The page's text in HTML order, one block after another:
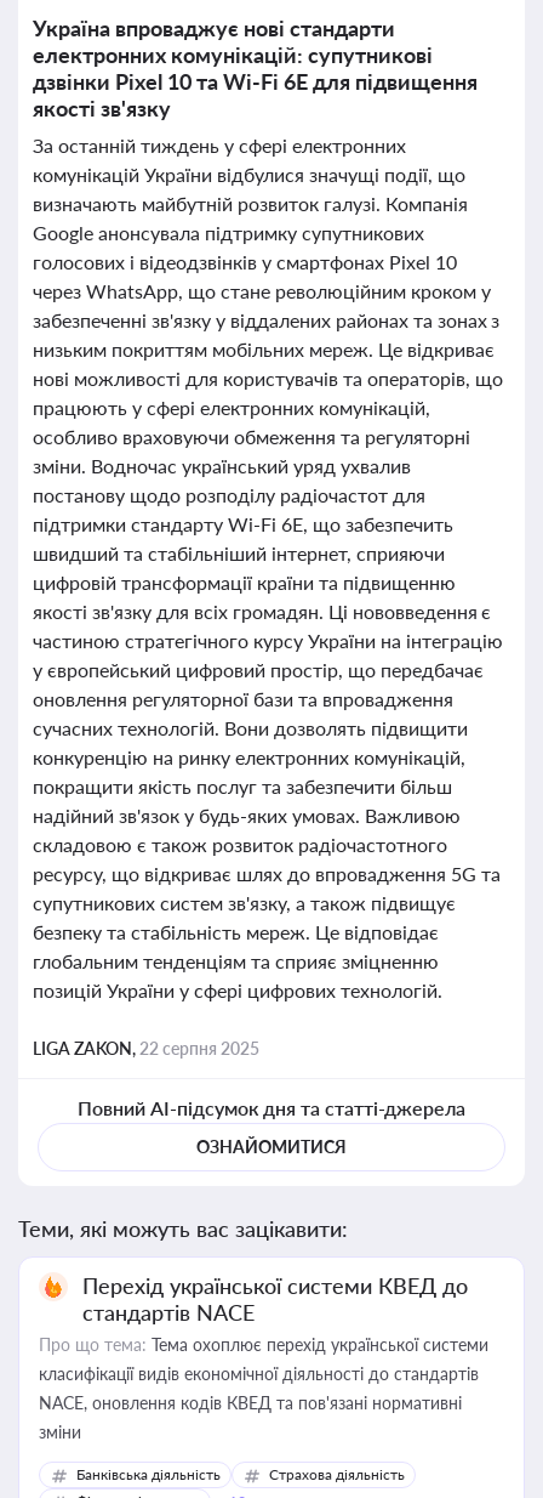
Україна впроваджує нові стандарти
електронних комунікацій: супутникові
дзвінки Pixel 10 та Wi-Fi 6E для підвищення
якості зв'язку
За останній тиждень у сфері електронних
комунікацій України відбулися значущі події, що
визначають майбутній розвиток галузі. Компанія
Google анонсувала підтримку супутникових
голосових і відеодзвінків у смартфонах Pixel 10
через WhatsApp, що стане революційним кроком у
забезпеченні зв'язку у віддалених районах та зонах з
низьким покриттям мобільних мереж. Це відкриває
нові можливості для користувачів та операторів, що
працюють у сфері електронних комунікацій,
особливо враховуючи обмеження та регуляторні
зміни. Водночас український уряд ухвалив
постанову щодо розподілу радіочастот для
підтримки стандарту Wi-Fi 6E, що забезпечить
швидший та стабільніший інтернет, сприяючи
цифровій трансформації країни та підвищенню
якості зв'язку для всіх громадян. Ці нововведення є
частиною стратегічного курсу України на інтеграцію
у європейський цифровий простір, що передбачає
оновлення регуляторної бази та впровадження
сучасних технологій. Вони дозволять підвищити
конкуренцію на ринку електронних комунікацій,
покращити якість послуг та забезпечити більш
надійний зв'язок у будь-яких умовах. Важливою
складовою є також розвиток радіочастотного
ресурсу, що відкриває шлях до впровадження 5G та
супутникових систем зв'язку, а також підвищує
безпеку та стабільність мереж. Це відповідає
глобальним тенденціям та сприяє зміцненню
позицій України у сфері цифрових технологій.
LIGA ZAKON, 22 серпня 2025
Повний AI-підсумок дня та статті-джерела
ОЗНАЙОМИТИСЯ
Теми, які можуть вас зацікавити:
Перехід української системи КВЕД до
стандартів NACE
Про що тема: Тема охоплює перехід української системи
класифікації видів економічної діяльності до стандартів
NACE, оновлення кодів КВЕД та пов'язані нормативні
зміни
Банківська діяльність
Страхова діяльність